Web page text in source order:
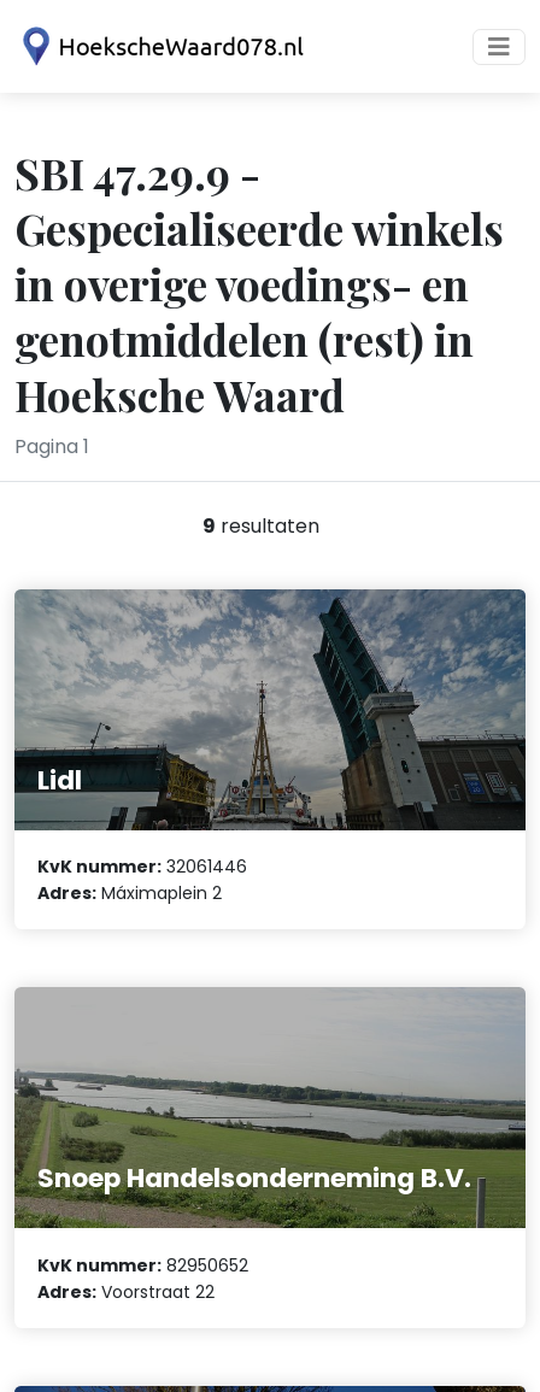
SBI 47.29.9 -
Gespecialiseerde winkels
in overige voedings- en
genotmiddelen (rest) in
Hoeksche Waard
Pagina 1
9 resultaten
Lidl
KvK nummer: 32061446
Adres: Máximaplein 2
Snoep Handelsonderneming B.V.
KvK nummer: 82950652
Adres: Voorstraat 22